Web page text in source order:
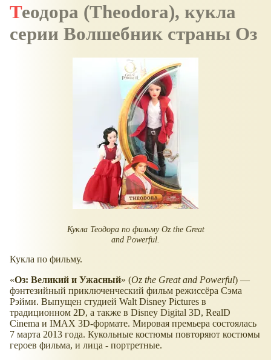
Теодора (Theodora), кукла
серии Волшебник страны Оз
Кукла Теодора по фильмуOz the Great
and Powerful.
Кукла по фильму.
Оз: Великий и Ужасный
(Oz the Great and Powerful) —
фэнтезийный приключенческий фильм режиссёра Сэма
Рэйми. Выпущен студией Walt Disney Pictures в
традиционном 2D, а также в Disney Digital 3D, RealD
Cinema и IMAX 3D-формате. Мировая премьера состоялась
7 марта 2013 года. Кукольные костюмы повторяют костюмы
героев фильма, и лица - портретные.